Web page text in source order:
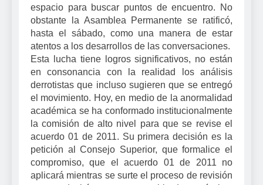
espacio para buscar puntos de encuentro. No
obstante la Asamblea Permanente se ratificó,
hasta el sábado, como una manera de estar
atentos a los desarrollos de las conversaciones.
Esta lucha tiene logros significativos, no están
en consonancia con la realidad los análisis
derrotistas que incluso sugieren que se entregó
el movimiento. Hoy, en medio de la anormalidad
académica se ha conformado institucionalmente
la comisión de alto nivel para que se revise el
acuerdo 01 de 2011. Su primera decisión es la
petición al Consejo Superior, que formalice el
compromiso, que el acuerdo 01 de 2011 no
aplicará mientras se surte el proceso de revisión